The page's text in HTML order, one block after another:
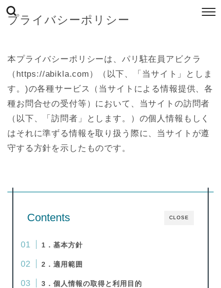
プライバシーポリシー
本プライバシーポリシーは、パリ駐在員アビクラ
（https://abikla.com）（以下、「当サイト」としま
す。)の各種サービス（当サイトによる情報提供、各
種お問合せの受付等）において、当サイトの訪問者
（以下、「訪問者」とします。）の個人情報もしく
はそれに準ずる情報を取り扱う際に、当サイトが遵
守する方針を示したものです。
CLOSE
Contents
1．基本方針
2．適用範囲
3．個人情報の取得と利用目的